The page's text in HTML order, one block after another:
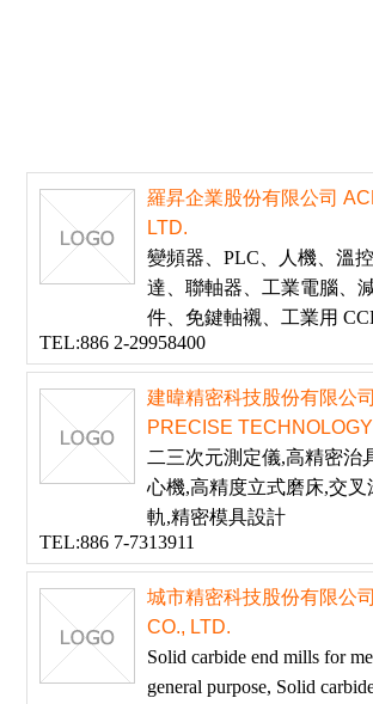
羅昇企業股份有限公司
LTD.
變頻器、PLC、人機、溫
達、聯軸器、工業電腦、
件、免鍵軸襯、工業用
TEL:886 2-29958400
建暐精密科技股份有限公
PRECISE
二三次元測定儀,高精密治
心機,高精度立式磨床,交叉
軌,精密模具設計
TEL:886 7-7313911
城市精密科技股份有限公
CO., LTD.
Solid carbide end mills for
general purpose, Solid